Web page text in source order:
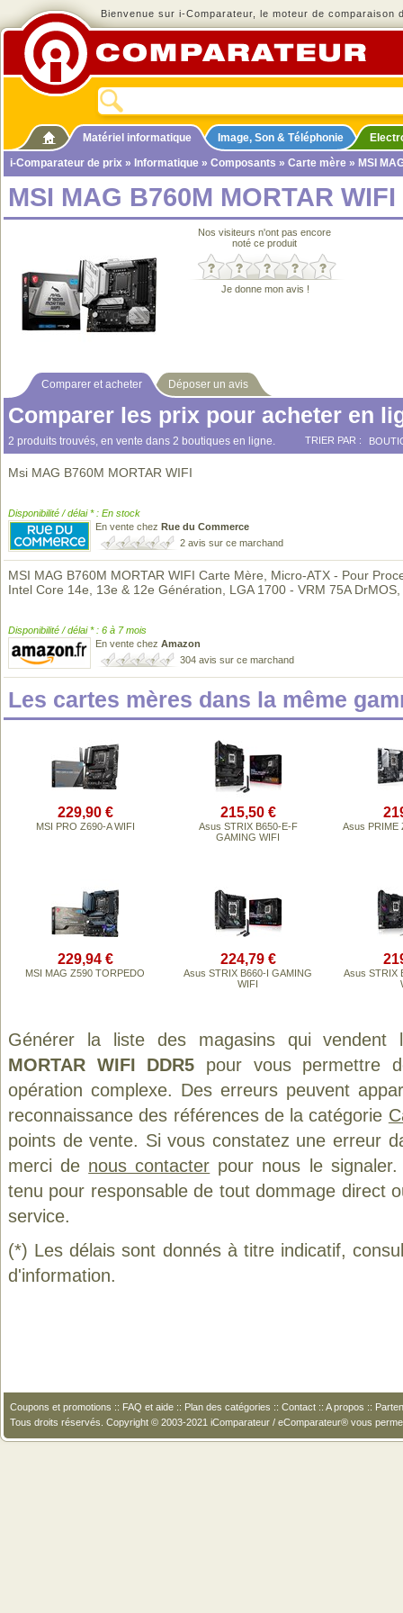
Bienvenue sur i-Comparateur, le moteur de comparaison
Matériel informatique Image, Son & Téléphonie
i-Comparateur de prix » Informatique » Composants » Carte mère » MSI
MSI MAG B760M MORTAR WIFI
Nos visiteurs n'ont pas encore
noté ce produit
Je donne mon avis !
Comparer et acheter Déposer un avis
Comparer les prix pour acheter en
2 produits trouvés, en vente dans 2 boutiques en ligne. TRIER PAR :
Msi MAG B760M MORTAR WIFI
Disponibilité / délai * : En stock
En vente chez Rue du Commerce
2 avis sur ce marchand
MSI MAG B760M MORTAR WIFI Carte Mère, Micro-ATX - Pour
Intel Core 14e, 13e & 12e Génération, LGA 1700 - VRM 75A DrMOS,
Disponibilité / délai * : 6 à 7 mois
En vente chez Amazon
304 avis sur ce marchand
Les cartes mères dans la même
229,90 €
MSI PRO Z690-A WIFI
215,50 €
Asus STRIX B650-E-F
GAMING WIFI
Asus PRIME
229,94 €
MSI MAG Z590 TORPEDO
224,79 €
Asus STRIX B660-I GAMING
WIFI
Asus STRIX
Générer la liste des magasins qui
MORTAR WIFI DDR5 pour vous permettre
opération complexe. Des erreurs peuvent
reconnaissance des références de la catégorie
points de vente. Si vous constatez une erreur
merci de nous contacter pour nous le
tenu pour responsable de tout dommage direct
service.
(*) Les délais sont donnés à titre indicatif,
d'information.
Coupons et promotions :: FAQ et aide :: Plan des catégories :: Contact :: A propos ::
Tous droits réservés. Copyright © 2003-2021 iComparateur / eComparateur® vous